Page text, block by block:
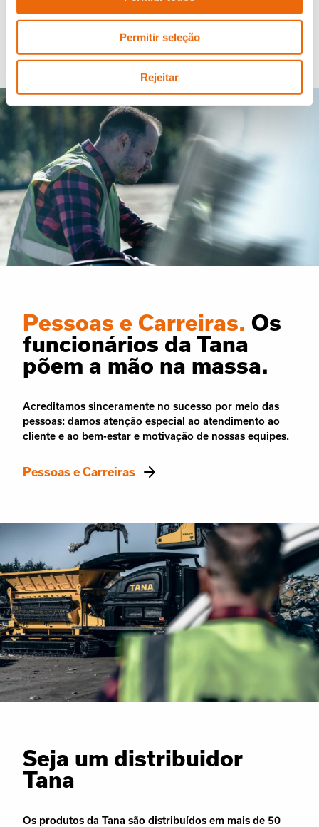
Permitir seleção
Rejeitar
O estilo TANA de trabalhar
Pessoas e Carreiras. Os
funcionários da Tana
põem a mão na massa.
Acreditamos sinceramente no sucesso por meio das
pessoas: damos atenção especial ao atendimento ao
cliente e ao bem-estar e motivação de nossas equipes.
Pessoas e Carreiras
Seja um distribuidor
Tana
Os produtos da Tana são distribuídos em mais de 50